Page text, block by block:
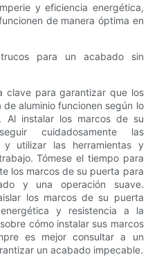
y eficiencia energética,
de manera óptima en
para un acabado sin
clave para garantizar que los
aluminio funcionen según lo
Al instalar los marcos de su
cuidadosamente las
y utilizar las herramientas y
Tómese el tiempo para
los marcos de su puerta para
y una operación suave.
los marcos de su puerta
y resistencia a la
cómo instalar sus marcos
es mejor consultar a un
un acabado impecable.